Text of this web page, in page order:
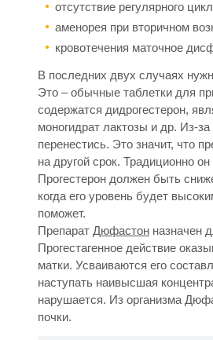
отсутствие регулярного
аменорея при вторичном
кровотечения маточное
В последних двух случаях
Это – обычные таблетки для
содержатся дидрогестерон,
моногидрат лактозы и др. Из-
перенестись. Это значит, что
на другой срок. Традиционно
Прогестерон должен быть
когда его уровень будет
поможет.
Препарат Дюфастон назначен
Прогестагенное действие
матки. Усваиваются его
наступать наивысшая
нарушается. Из организма
почки.